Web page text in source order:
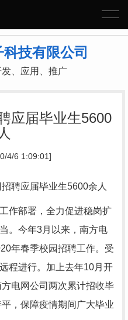
技有限公司
、应用、推广
应届毕业生5600
4/6 1:09:01]
聘应届毕业生5600余人
作部署，全力促进稳岗扩
。今年3月以来，南方电
年春季校园招聘工作。受
程进行。加上去年10月开
电网公司两次累计招收毕
，保障疫情期间广大毕业